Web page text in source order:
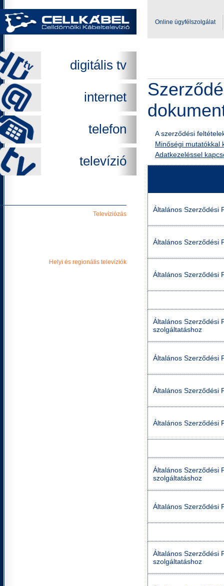
digitális tv
internet
telefon
televízió
Televíziózás
Helyi és regionális televíziók
Online ügyfélszolgálat
A szerződési
Minőségi mutatókkal
Adatkezeléssel
Általános Szerződési
Általános Szerződési
Általános Szerződési
Általános Szerződési
szolgáltatáshoz
Általános Szerződési
Általános Szerződési
Általános Szerződési
Általános Szerződési
szolgáltatáshoz
Általános Szerződési
Általános Szerződési
szolgáltatáshoz